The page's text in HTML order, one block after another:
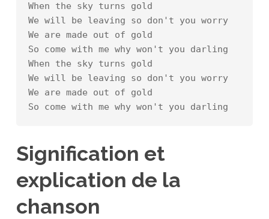
When the sky turns gold
We will be leaving so don't you worry
We are made out of gold
So come with me why won't you darling
When the sky turns gold
We will be leaving so don't you worry
We are made out of gold
So come with me why won't you darling
Signification et
explication de la
chanson